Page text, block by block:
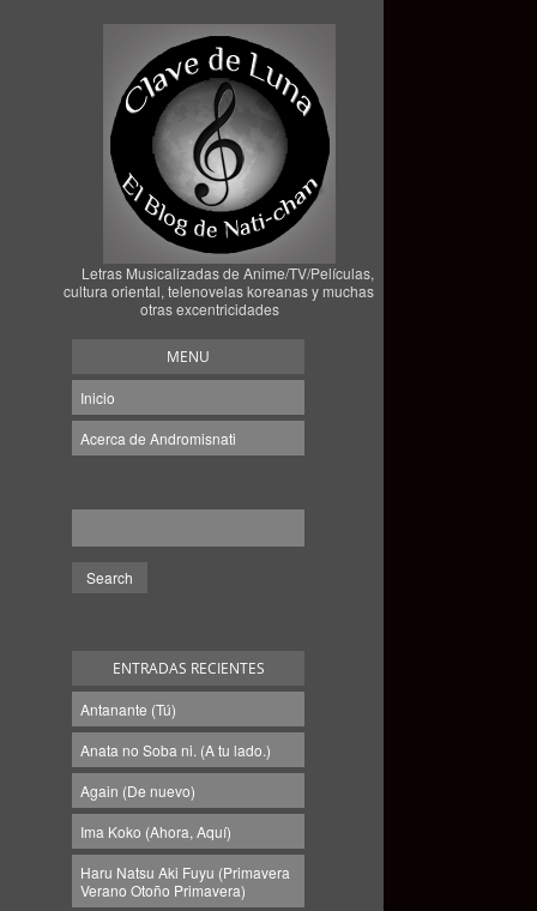
Letras Musicalizadas de Anime/TV/Películas,
cultura oriental, telenovelas koreanas y muchas
otras excentricidades
MENU
Inicio
Acerca de Andromisnati
ENTRADAS RECIENTES
Antanante (Tú)
Anata no Soba ni. (A tu lado.)
Again (De nuevo)
Ima Koko (Ahora, Aquí)
Haru Natsu Aki Fuyu (Primavera
Verano Otoño Primavera)